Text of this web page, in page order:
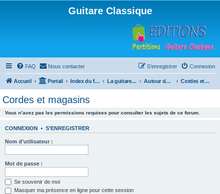
Guitare Classique
FAQ Nous contacter Connexion
S’enregistrer
Accueil Portail Index du forum La guitare : instrument, cours et théorie Autour de la guitare Cordes et magasins
Cordes et magasins
Vous n’avez pas les permissions requises pour consulter les sujets de ce forum.
CONNEXION • S’ENREGISTRER
Nom d’utilisateur :
Mot de passe :
Se souvenir de moi
Masquer ma présence en ligne pour cette session